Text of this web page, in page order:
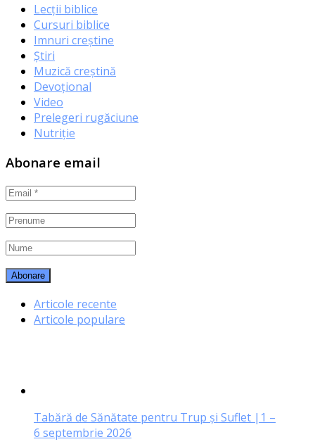
Lecții biblice
Cursuri biblice
Imnuri creștine
Știri
Muzică creștină
Devoțional
Video
Prelegeri rugăciune
Nutriție
Abonare email
Articole recente
Articole populare
Tabără de Sănătate pentru Trup și Suflet |1 –
6 septembrie 2026